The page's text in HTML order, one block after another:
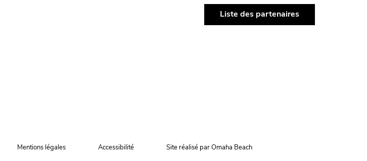
Liste des partenaires
Mentions légales Accessibilité Site réalisé par Omaha Beach